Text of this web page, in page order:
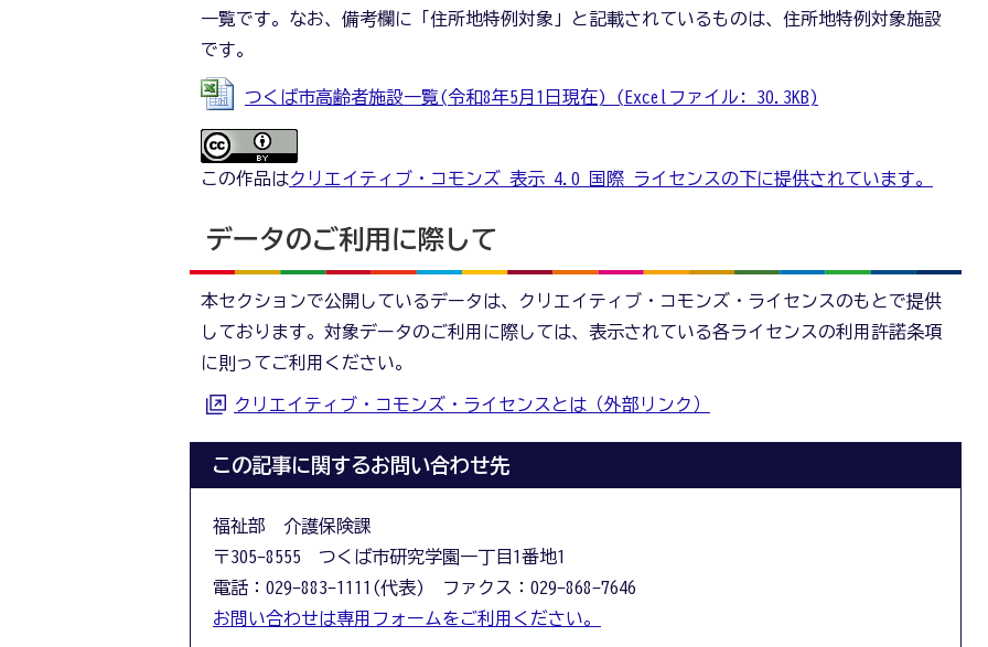
一覧です。なお、備考欄に「住所地特例対象」と記載されているものは、住所地特例対象施設
です。
つくば市高齢者施設一覧(令和8年5月1日現在) (Excelファイル: 30.3KB)
この作品はクリエイティブ・コモンズ 表示 4.0 国際 ライセンスの下に提供されています。
データのご利用に際して
本セクションで公開しているデータは、クリエイティブ・コモンズ・ライセンスのもとで提供
しております。対象データのご利用に際しては、表示されている各ライセンスの利用許諾条項
に則ってご利用ください。
クリエイティブ・コモンズ・ライセンスとは（外部リンク）
この記事に関するお問い合わせ先
福祉部 介護保険課
〒305-8555 つくば市研究学園一丁目1番地1
電話：029-883-1111(代表) ファクス：029-868-7646
お問い合わせは専用フォームをご利用ください。